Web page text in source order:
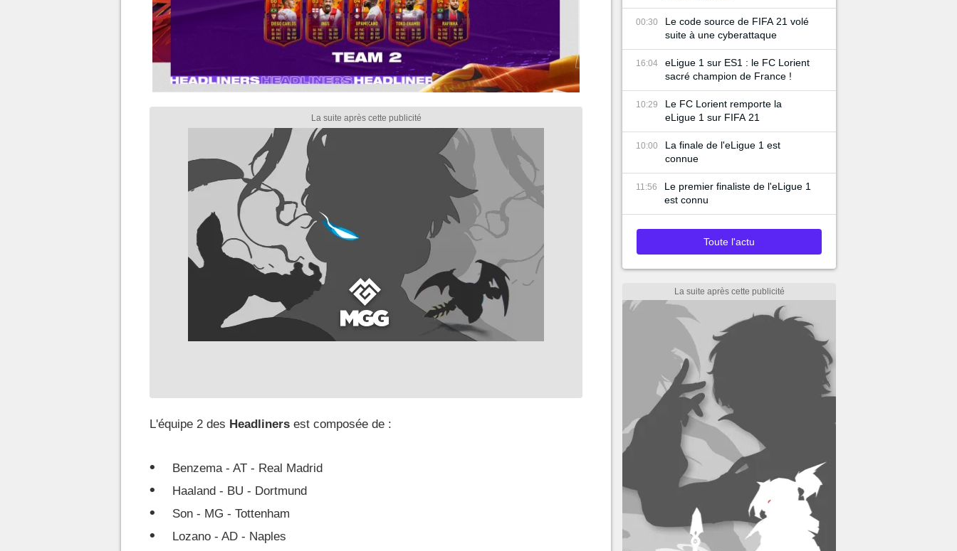
L'équipe 2 des Headliners est composée de :
Benzema - AT - Real Madrid
Haaland - BU - Dortmund
Son - MG - Tottenham
Lozano - AD - Naples
00:30
Le code source de FIFA 21 volé
suite à une cyberattaque
16:04
eLigue 1 sur ES1 : le FC Lorient
sacré champion de France !
10:29
Le FC Lorient remporte la
eLigue 1 sur FIFA 21
10:00
La finale de l'eLigue 1 est
connue
11:56
Le premier finaliste de l'eLigue 1
est connu
Toute l'actu